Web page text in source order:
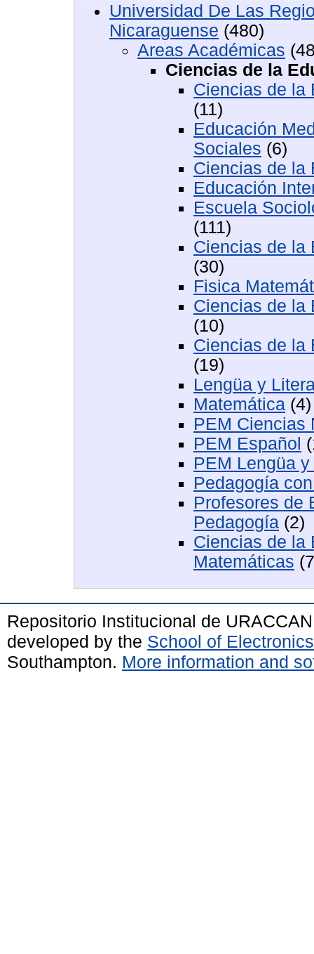
Universidad De Las
Nicaraguense (480)
Areas Académicas
Ciencias de la
Ciencias de la
(11)
Educación
Sociales (6)
Ciencias de la
Educación
Escuela
(111)
Ciencias de la
(30)
Fisica
Ciencias de la
(10)
Ciencias de la
(19)
Lengüa y
Matemática (4)
PEM Ciencias
PEM Español
PEM Lengüa
Pedagogía
Profesores de
Pedagogía (2)
Ciencias de la
Matemáticas
Repositorio Institucional de
developed by the School of
Southampton. More information and